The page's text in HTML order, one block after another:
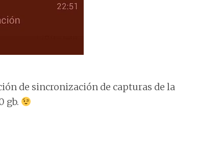
de sincronización de capturas de la
gb.